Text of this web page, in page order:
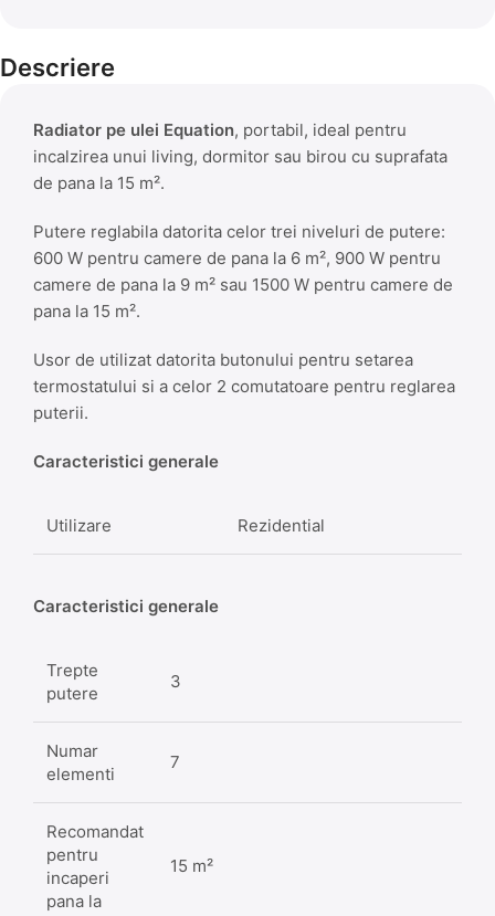
Descriere
Radiator pe ulei Equation, portabil, ideal pentru
incalzirea unui living, dormitor sau birou cu suprafata
de pana la 15 m².
Putere reglabila datorita celor trei niveluri de putere:
600 W pentru camere de pana la 6 m², 900 W pentru
camere de pana la 9 m² sau 1500 W pentru camere de
pana la 15 m².
Usor de utilizat datorita butonului pentru setarea
termostatului si a celor 2 comutatoare pentru reglarea
puterii.
Caracteristici generale
Utilizare Rezidential
Caracteristici generale
Trepte
putere
3
Numar
elementi
7
Recomandat
pentru
incaperi
pana la
15 m²